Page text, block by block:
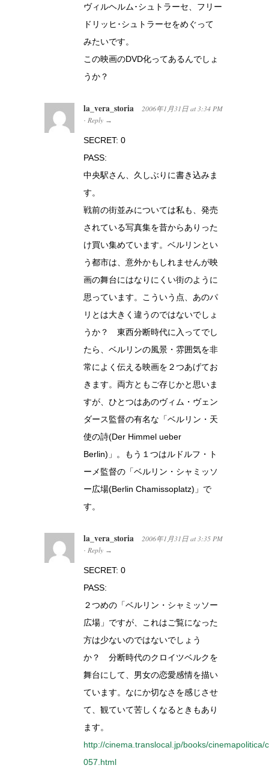
ヴィルヘルム･シュトラーセ、フリー
ドリッヒ･シュトラーセをめぐって
みたいです。
この映画のDVD化ってあるんでしょ
うか？
la_vera_storia 2006年1月31日 at 3:34 PM
· Reply →
SECRET: 0
PASS:
中央駅さん、久しぶりに書き込みま
す。
戦前の街並みについては私も、発売
されている写真集を昔からありった
け買い集めています。ベルリンとい
う都市は、意外かもしれませんが映
画の舞台にはなりにくい街のように
思っています。こういう点、あのパ
リとは大きく違うのではないでしょ
うか？ 東西分断時代に入ってでし
たら、ベルリンの風景・雰囲気を非
常によく伝える映画を２つあげてお
きます。両方ともご存じかと思いま
すが、ひとつはあのヴィム・ヴェン
ダース監督の有名な「ベルリン・天
使の詩(Der Himmel ueber
Berlin)」。もう１つはルドルフ・ト
ーメ監督の「ベルリン・シャミッソ
ー広場(Berlin Chamissoplatz)」で
す。
la_vera_storia 2006年1月31日 at 3:35 PM
· Reply →
SECRET: 0
PASS:
２つめの「ベルリン・シャミッソー
広場」ですが、これはご覧になった
方は少ないのではないでしょう
か？ 分断時代のクロイツベルクを
舞台にして、男女の恋愛感情を描い
ています。なにか切なさを感じさせ
て、観ていて苦しくなるときもあり
ます。
http://cinema.translocal.jp/books/cinemapolitica/
057.html